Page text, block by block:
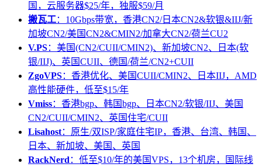
国，云服务器$25/年，独服$59/月
搬瓦工：10Gbps带宽，香港CN2/日本CN2&软银&IIJ/新
加坡CN2/美国CN2&CMIN2/加拿大CN2/荷兰CU2
V.PS：美国(CN2/CUII/CMIN2)、新加坡CN2、日本(软
银/IIJ)、英国CUII、德国/荷兰/CN2+CUII
ZgoVPS：香港优化、美国CUII/CMIN2、日本IIJ，AMD
高性能硬件，低至$15/年
Vmiss：香港bgp、韩国bgp、日本CN2/软银/IIJ、美国
CN2/CUII/CMIN2、英国住宅/CUII
Lisahost：原生/双ISP/家庭住宅IP，香港、台湾、韩国、
日本、新加坡、美国、英国
RackNerd ：低至$10/年的美国VPS，13个机房，国际线